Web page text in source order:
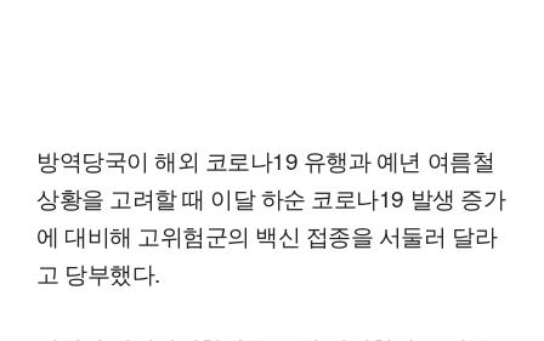
방역당국이 해외 코로나19 유행과 예년 여름철
상황을 고려할 때 이달 하순 코로나19 발생 증가
에 대비해 고위험군의 백신 접종을 서둘러 달라
고 당부했다.